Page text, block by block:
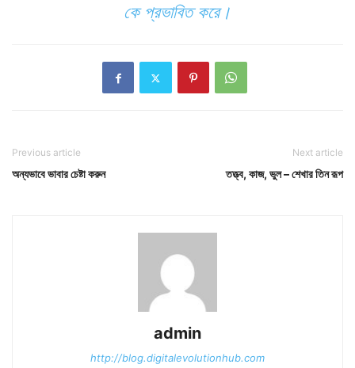
কে প্রভাবিত করে।
Previous article
অন্যভাবে ভাবার চেষ্টা করুন
Next article
তত্ত্ব, কাজ, ভুল – শেখার তিন রূপ
admin
http://blog.digitalevolutionhub.com